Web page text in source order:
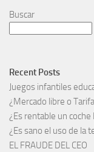
Buscar
Recent Posts
Juegos infantiles
¿Mercado libre o
¿Es rentable un
¿Es sano el uso de la
EL FRAUDE DEL CEO